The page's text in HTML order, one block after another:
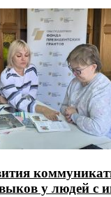
у людей с